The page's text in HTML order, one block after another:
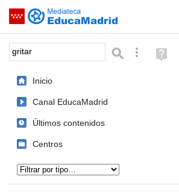
Saltar navegación
Palabra o frase: BúsquedaAyuda
(en
Inicio
Canal EducaMadrid
Últimos contenidos
Centros